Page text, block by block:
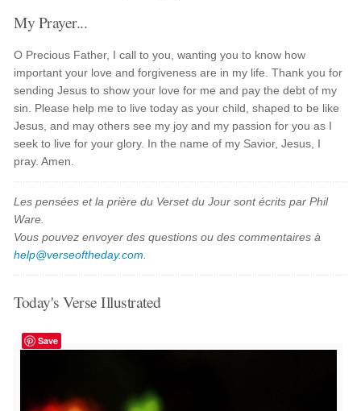
My Prayer...
O Precious Father, I call to you, wanting you to know how
important your love and forgiveness are in my life. Thank you for
sending Jesus to show your love for me and pay the debt of my
sin. Please help me to live today as your child, shaped to be like
Jesus, and may others see my joy and my passion for you as I
seek to live for your glory. In the name of my Savior, Jesus, I
pray. Amen.
Les pensées et la prière du Verset du Jour sont écrits par Phil
Ware.
Vous pouvez envoyer des questions ou des commentaires à
help@verseoftheday.com
Today's Verse Illustrated
Save